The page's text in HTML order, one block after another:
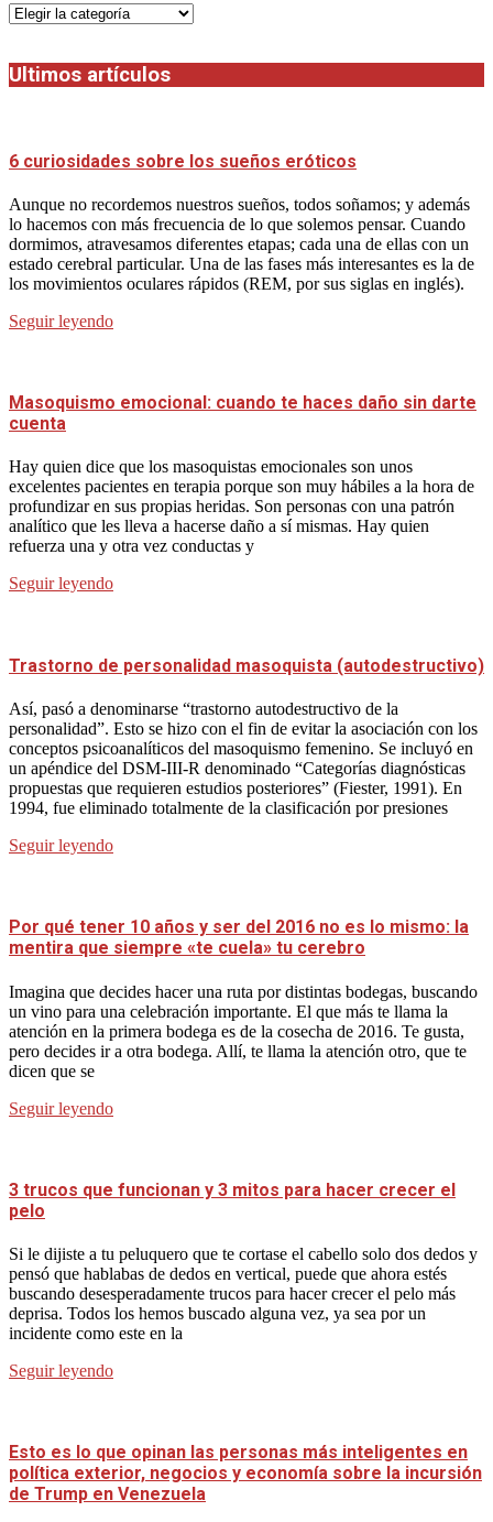
Categorias
Ultimos artículos
6 curiosidades sobre los sueños eróticos
Aunque no recordemos nuestros sueños, todos soñamos; y además
lo hacemos con más frecuencia de lo que solemos pensar. Cuando
dormimos, atravesamos diferentes etapas; cada una de ellas con un
estado cerebral particular. Una de las fases más interesantes es la de
los movimientos oculares rápidos (REM, por sus siglas en inglés).
Seguir leyendo
Masoquismo emocional: cuando te haces daño sin darte
cuenta
Hay quien dice que los masoquistas emocionales son unos
excelentes pacientes en terapia porque son muy hábiles a la hora de
profundizar en sus propias heridas. Son personas con una patrón
analítico que les lleva a hacerse daño a sí mismas. Hay quien
refuerza una y otra vez conductas y
Seguir leyendo
Trastorno de personalidad masoquista (autodestructivo)
Así, pasó a denominarse “trastorno autodestructivo de la
personalidad”. Esto se hizo con el fin de evitar la asociación con los
conceptos psicoanalíticos del masoquismo femenino. Se incluyó en
un apéndice del DSM-III-R denominado “Categorías diagnósticas
propuestas que requieren estudios posteriores” (Fiester, 1991). En
1994, fue eliminado totalmente de la clasificación por presiones
Seguir leyendo
Por qué tener 10 años y ser del 2016 no es lo mismo: la
mentira que siempre «te cuela» tu cerebro
Imagina que decides hacer una ruta por distintas bodegas, buscando
un vino para una celebración importante. El que más te llama la
atención en la primera bodega es de la cosecha de 2016. Te gusta,
pero decides ir a otra bodega. Allí, te llama la atención otro, que te
dicen que se
Seguir leyendo
3 trucos que funcionan y 3 mitos para hacer crecer el
pelo
Si le dijiste a tu peluquero que te cortase el cabello solo dos dedos y
pensó que hablabas de dedos en vertical, puede que ahora estés
buscando desesperadamente trucos para hacer crecer el pelo más
deprisa. Todos los hemos buscado alguna vez, ya sea por un
incidente como este en la
Seguir leyendo
Esto es lo que opinan las personas más inteligentes en
política exterior, negocios y economía sobre la incursión
de Trump en Venezuela